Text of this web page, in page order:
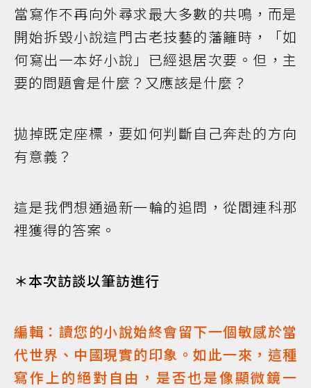
當寫作不再向外尋求最大多數的共鳴，而是
開始拆毀小說這門古老技藝的藩籬時，「如
何寫出一本好小說」已經退居次要。但，主
要的問題會是什麼？又應該是什麼？
拋掉既定座標，要如何判斷自己奔赴的方向
有意義？
這是我們想通過新一輪的追問，從閻連科那
裡獲得的答案。
＊本次訪談以筆訪進行
編輯：讀您的小說始終會留下一個敏感於當
代世界、中國現實的印象。如此一來，這種
寫作上的絕對自由，是否也是像顯微鏡一